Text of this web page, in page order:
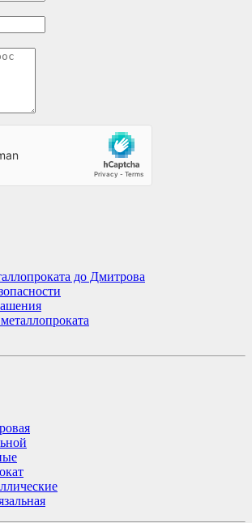
до Дмитрова